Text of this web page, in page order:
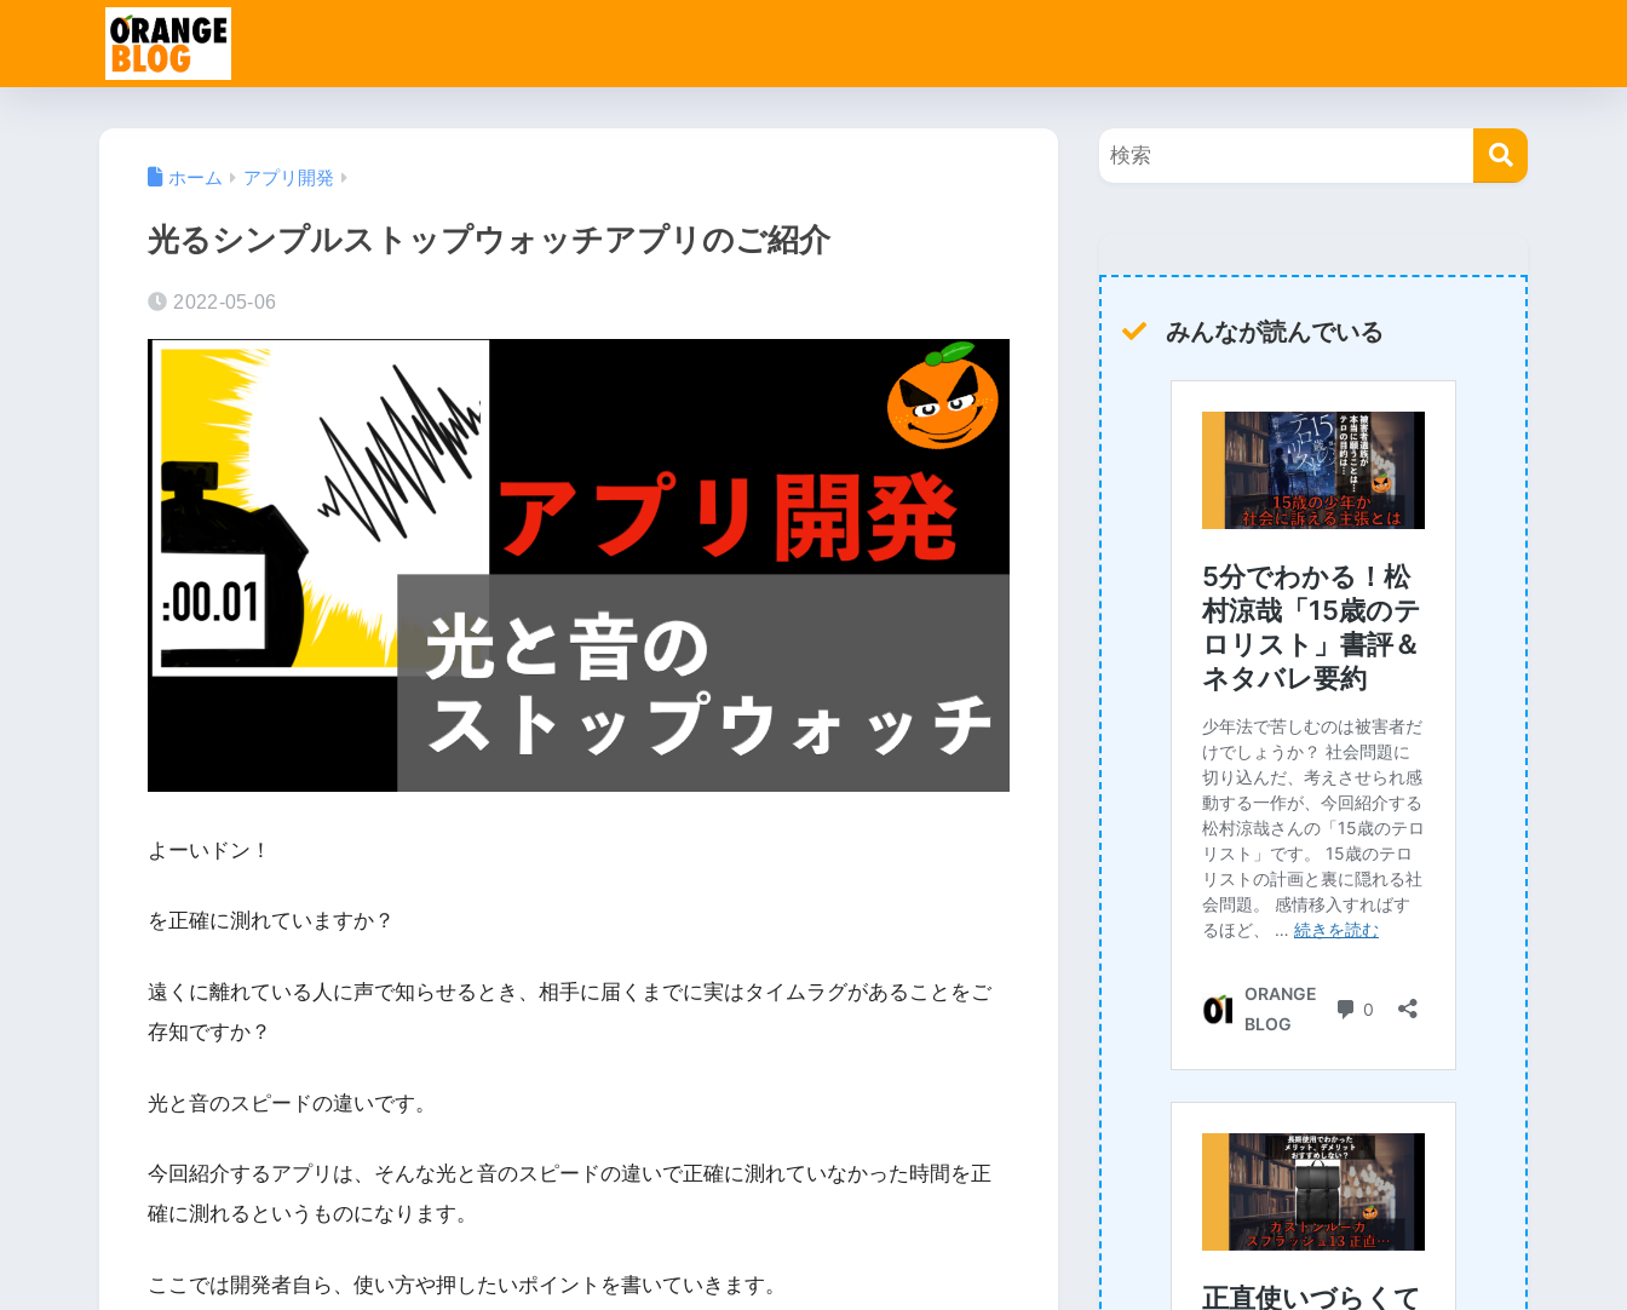
ホーム アプリ開発
光るシンプルストップウォッチアプリのご紹介
2022-05-06
よーいドン！
を正確に測れていますか？
遠くに離れている人に声で知らせるとき、相手に届くまでに実はタイムラグがあることをご
存知ですか？
光と音のスピードの違いです。
今回紹介するアプリは、そんな光と音のスピードの違いで正確に測れていなかった時間を正
確に測れるというものになります。
ここでは開発者自ら、使い方や押したいポイントを書いていきます。
みんなが読んでいる